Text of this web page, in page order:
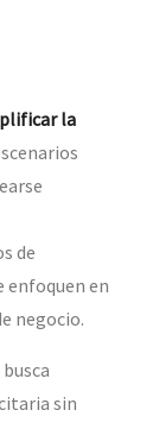
la
de
enfoquen en
negocio.
sin